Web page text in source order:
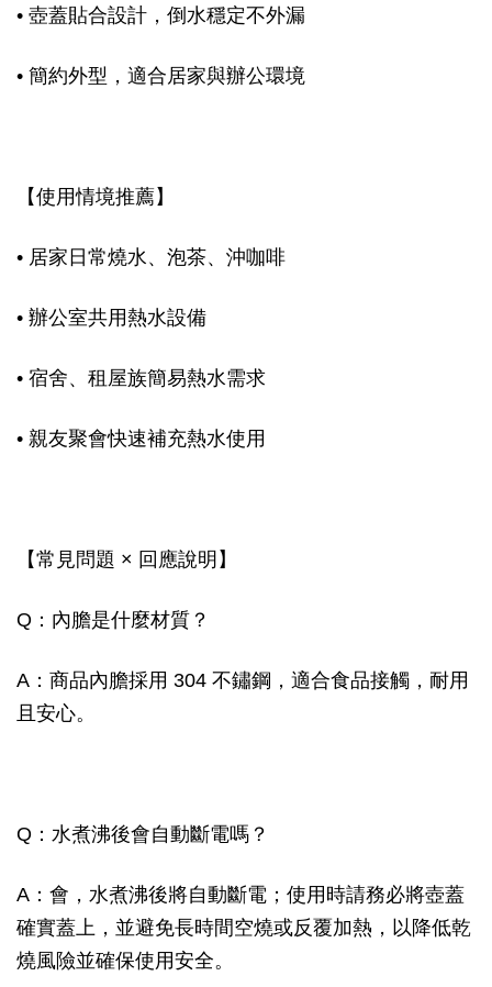
• 壺蓋貼合設計，倒水穩定不外漏
• 簡約外型，適合居家與辦公環境
【使用情境推薦】
• 居家日常燒水、泡茶、沖咖啡
• 辦公室共用熱水設備
• 宿舍、租屋族簡易熱水需求
• 親友聚會快速補充熱水使用
【常見問題 × 回應說明】
Q：內膽是什麼材質？
A：商品內膽採用 304 不鏽鋼，適合食品接觸，耐用
且安心。
Q：水煮沸後會自動斷電嗎？
A：會，水煮沸後將自動斷電；使用時請務必將壺蓋
確實蓋上，並避免長時間空燒或反覆加熱，以降低乾
燒風險並確保使用安全。